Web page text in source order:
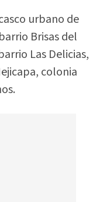
urbano de
Brisas del
Las Delicias,
colonia